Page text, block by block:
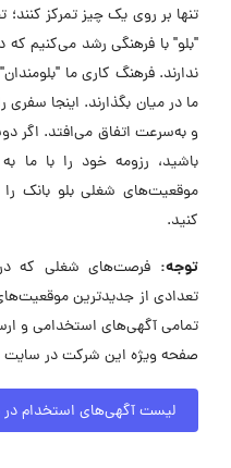
تنها بر روی یک چیز تمرکز
"بلو" با فرهنگی رشد می‌کنیم
ندارند. فرهنگ کاری ما
ما در میان بگذارند. اینجا
و به‌سرعت اتفاق می‌افتد. اگر
باشید، رزومه خود را با ما
موقعیت‌های شغلی بلو بانک
کنید.
توجه: فرصت‌های شغلی که
تعدادی از جدیدترین
تمامی آگهی‌های استخدامی و
صفحه ویژه این شرکت در سایت
لیست آگهی‌های استخدام در